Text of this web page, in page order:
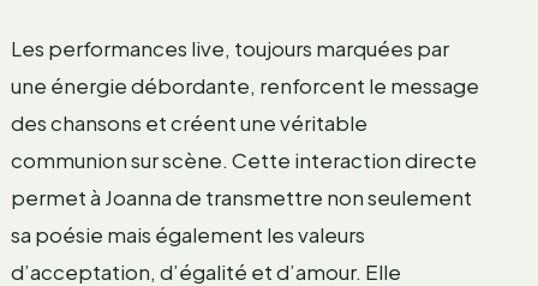
Les performances live, toujours marquées par
une énergie débordante, renforcent le message
des chansons et créent une véritable
communion sur scène. Cette interaction directe
permet à Joanna de transmettre non seulement
sa poésie mais également les valeurs
d’acceptation, d’égalité et d’amour. Elle